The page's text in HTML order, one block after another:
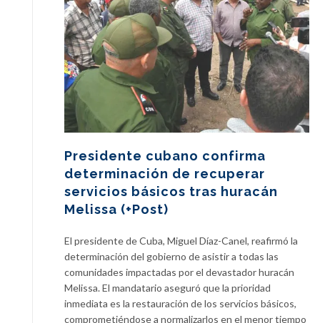
Presidente cubano confirma
determinación de recuperar
servicios básicos tras huracán
Melissa (+Post)
El presidente de Cuba, Miguel Díaz-Canel, reafirmó la
determinación del gobierno de asistir a todas las
comunidades impactadas por el devastador huracán
Melissa. El mandatario aseguró que la prioridad
inmediata es la restauración de los servicios básicos,
comprometiéndose a normalizarlos en el menor tiempo